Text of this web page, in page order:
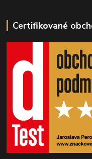
Certifikované